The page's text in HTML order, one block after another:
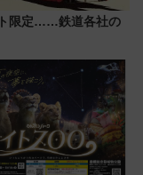
限定……鉄道各社の